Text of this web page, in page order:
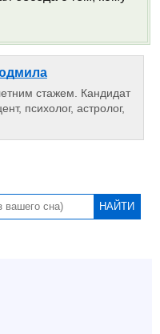
стажем. Кандидат
психолог, астролог,